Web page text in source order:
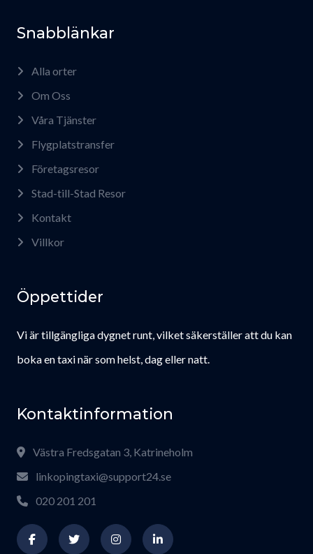
Snabblänkar
Alla orter
Om Oss
Våra Tjänster
Flygplatstransfer
Företagsresor
Stad-till-Stad Resor
Kontakt
Villkor
Öppettider
Vi är tillgängliga dygnet runt, vilket säkerställer att du kan
boka en taxi när som helst, dag eller natt.
Kontaktinformation
Västra Fredsgatan 3, Katrineholm
linkopingtaxi@support24.se
020 201 201